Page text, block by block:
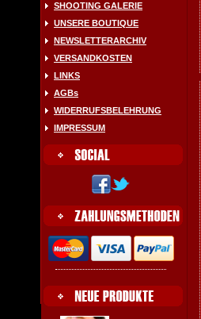
SHOOTING GALERIE
UNSERE BOUTIQUE
NEWSLETTERARCHIV
VERSANDKOSTEN
LINKS
AGBs
WIDERRUFSBELEHRUNG
IMPRESSUM